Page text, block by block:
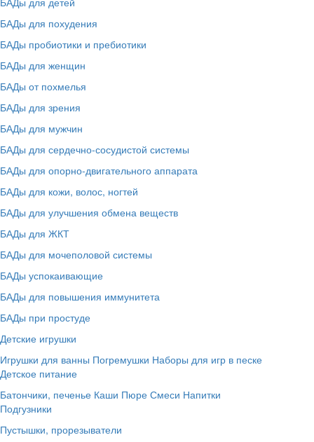
БАДы для похудения
БАДы пробиотики и пребиотики
БАДы для женщин
БАДы от похмелья
БАДы для зрения
БАДы для мужчин
БАДы для сердечно-сосудистой системы
БАДы для опорно-двигательного аппарата
БАДы для кожи, волос, ногтей
БАДы для улучшения обмена веществ
БАДы для ЖКТ
БАДы для мочеполовой системы
БАДы успокаивающие
БАДы для повышения иммунитета
БАДы при простуде
Детские игрушки
Игрушки для ванны Погремушки Наборы для игр в песке
Детское питание
Батончики, печенье Каши Пюре Смеси Напитки
Подгузники
Пустышки, прорезыватели